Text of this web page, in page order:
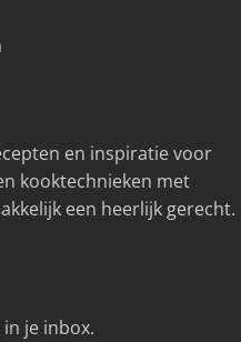
en inspiratie voor
kooktechnieken met
een heerlijk gerecht.
je inbox.